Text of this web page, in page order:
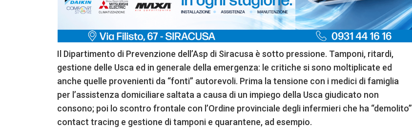
Il Dipartimento di Prevenzione dell’Asp di Siracusa è sotto pressione. Tamponi, ritardi,
gestione delle Usca ed in generale della emergenza: le critiche si sono moltiplicate ed
anche quelle provenienti da “fonti” autorevoli. Prima la tensione con i medici di famiglia
per l’assistenza domiciliare saltata a causa di un impiego della Usca giudicato non
consono; poi lo scontro frontale con l’Ordine provinciale degli infermieri che ha “demolito”
contact tracing e gestione di tamponi e quarantene, ad esempio.